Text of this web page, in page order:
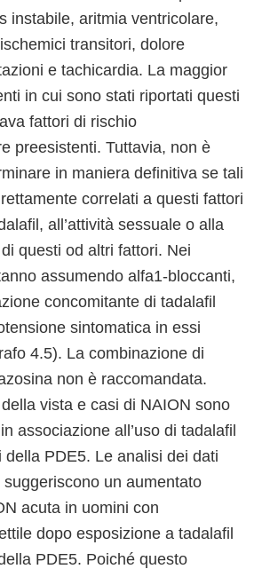
instabile, aritmia ventricolare,
transitori, dolore
e tachicardia. La maggior
in cui sono stati riportati questi
fattori di rischio
preesistenti. Tuttavia, non è
in maniera definitiva se tali
correlati a questi fattori
all’attività sessuale o alla
questi od altri fattori. Nei
assumendo alfa1-bloccanti,
concomitante di tadalafil
sintomatica in essi
4.5). La combinazione di
non è raccomandata.
vista e casi di NAION sono
associazione all’uso di tadalafil
della PDE5. Le analisi dei dati
un aumentato
acuta in uomini con
dopo esposizione a tadalafil
PDE5. Poiché questo